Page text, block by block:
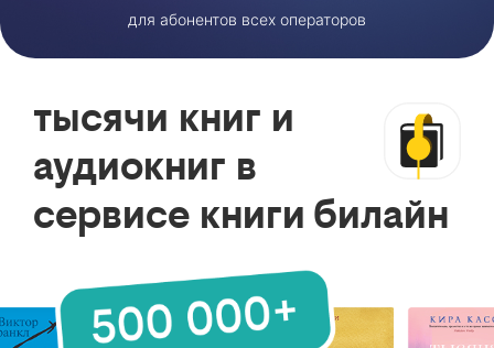
для абонентов всех операторов
тысячи книг и
аудиокниг в
сервисе книги билайн